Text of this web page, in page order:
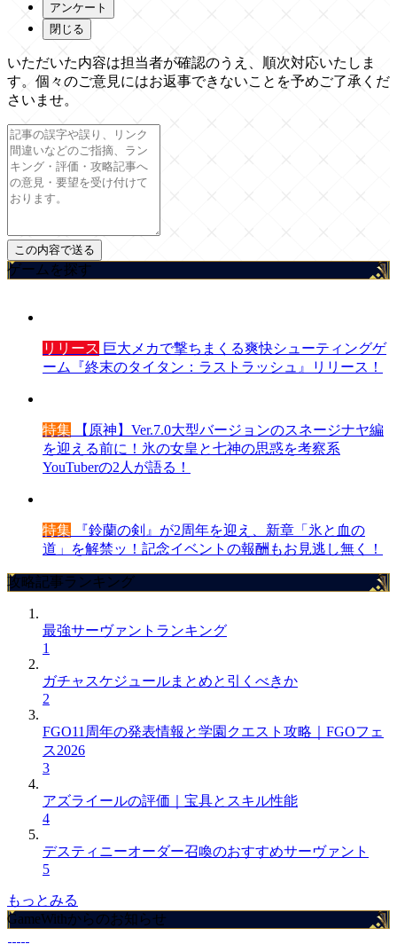
アンケート
閉じる
いただいた内容は担当者が確認のうえ、順次対応いたしま
す。個々のご意見にはお返事できないことを予めご了承くだ
さいませ。
ゲームを探す
リリース 巨大メカで撃ちまくる爽快シューティングゲ
ーム『終末のタイタン：ラストラッシュ』リリース！
特集 【原神】Ver.7.0大型バージョンのスネージナヤ編
を迎える前に！氷の女皇と七神の思惑を考察系
YouTuberの2人が語る！
特集 『鈴蘭の剣』が2周年を迎え、新章「氷と血の
道」を解禁ッ！記念イベントの報酬もお見逃し無く！
攻略記事ランキング
最強サーヴァントランキング
1
ガチャスケジュールまとめと引くべきか
2
FGO11周年の発表情報と学園クエスト攻略｜FGOフェ
ス2026
3
アズライールの評価｜宝具とスキル性能
4
デスティニーオーダー召喚のおすすめサーヴァント
5
もっとみる
GameWithからのお知らせ